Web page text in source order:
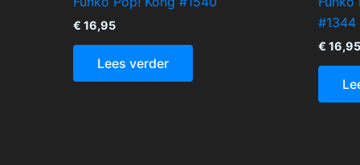
€ 16,95
Lees verder
#1344
€ 16,95